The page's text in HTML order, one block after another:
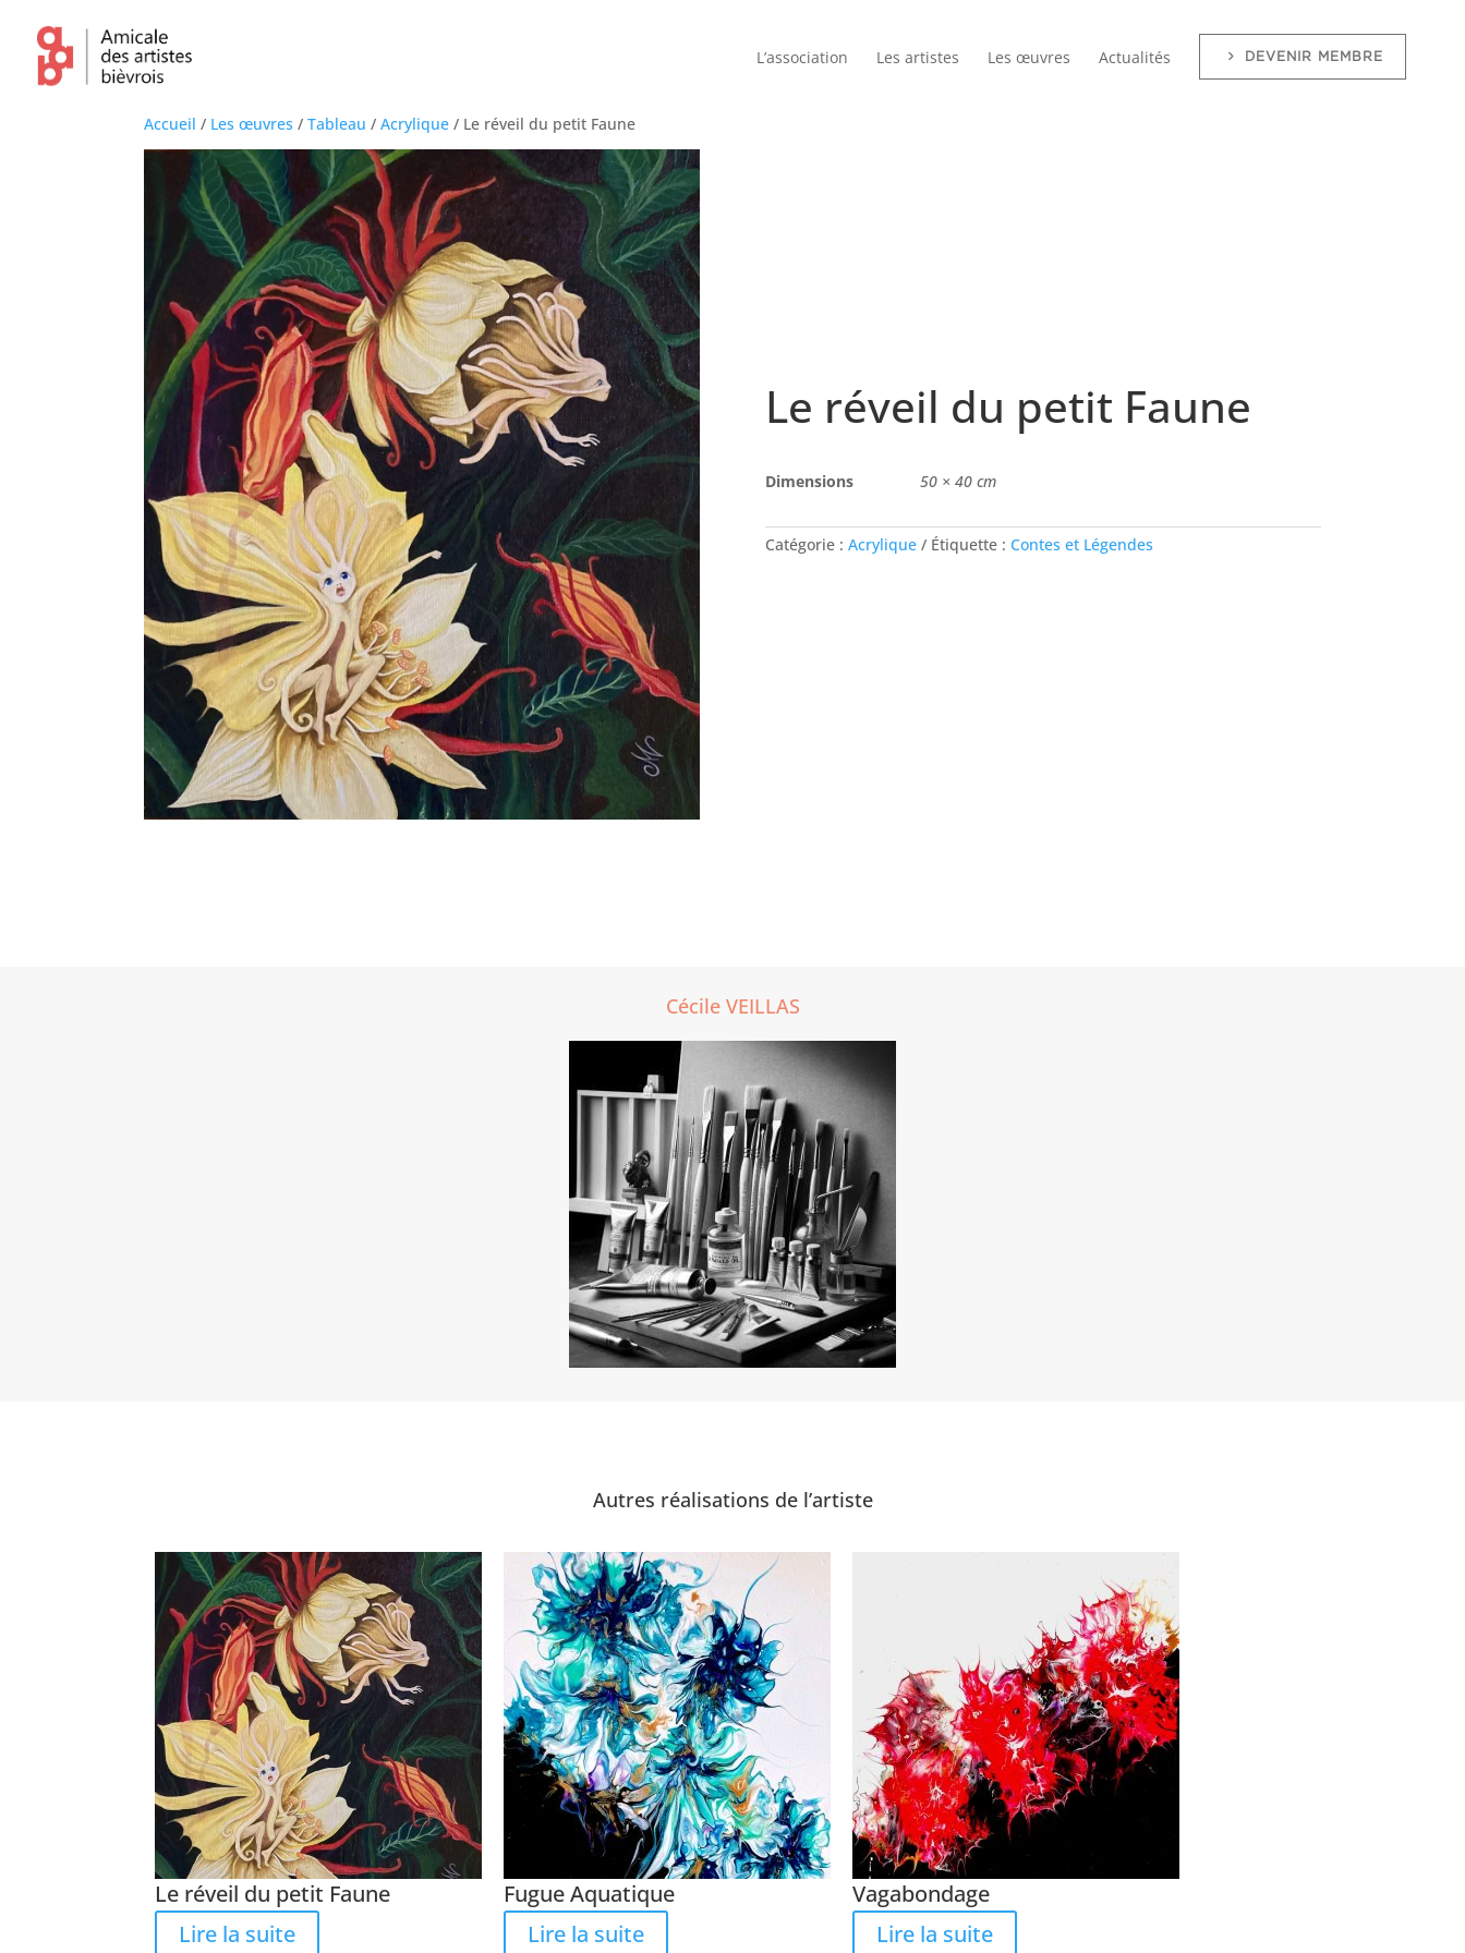
L’association Les artistes Les œuvres Actualités DEVENIR MEMBRE
Accueil / Les œuvres / Tableau / Acrylique / Le réveil du petit Faune
Le réveil du petit Faune
Dimensions 50 × 40 cm
Catégorie : Acrylique Étiquette : Contes et Légendes
Cécile VEILLAS
Autres réalisations de l’artiste
Le réveil du petit Faune
Lire la suite
Fugue Aquatique
Lire la suite
Vagabondage
Lire la suite